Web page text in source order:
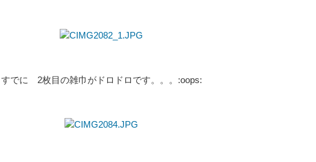
すでに 2枚目の雑巾がドロドロです。。。:oops: